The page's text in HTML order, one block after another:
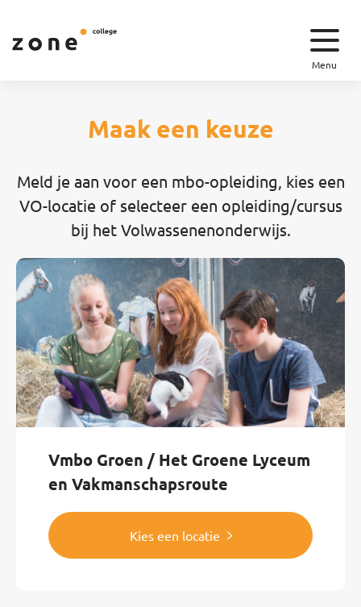
Menu
Maak een keuze
Meld je aan voor een mbo-opleiding, kies een
VO-locatie of selecteer een opleiding/cursus
bij het Volwassenenonderwijs.
Vmbo Groen / Het Groene Lyceum
en Vakmanschapsroute
Kies een locatie